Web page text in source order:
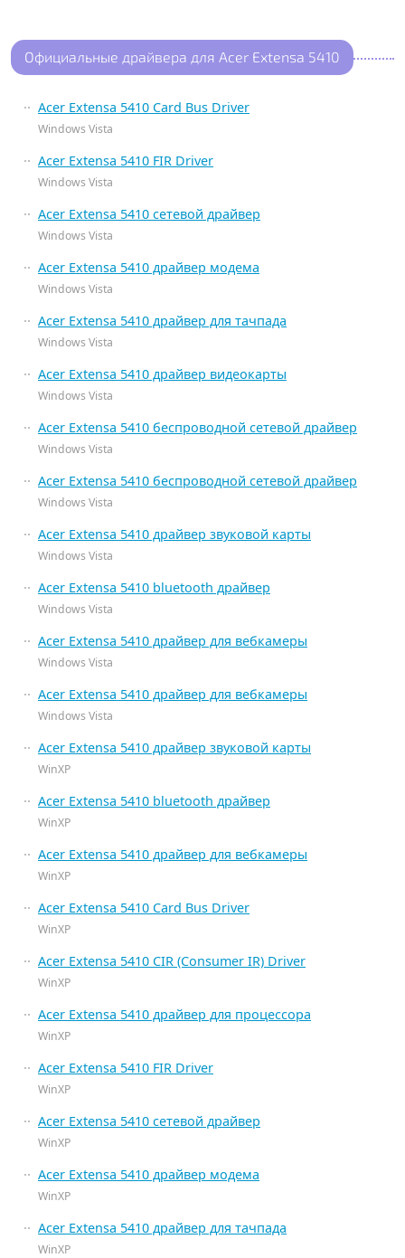
Официальные драйвера для Acer Extensa 5410
Acer Extensa 5410 Card Bus Driver
Windows Vista
Acer Extensa 5410 FIR Driver
Windows Vista
Acer Extensa 5410 сетевой драйвер
Windows Vista
Acer Extensa 5410 драйвер модема
Windows Vista
Acer Extensa 5410 драйвер для тачпада
Windows Vista
Acer Extensa 5410 драйвер видеокарты
Windows Vista
Acer Extensa 5410 беспроводной сетевой драйвер
Windows Vista
Acer Extensa 5410 беспроводной сетевой драйвер
Windows Vista
Acer Extensa 5410 драйвер звуковой карты
Windows Vista
Acer Extensa 5410 bluetooth драйвер
Windows Vista
Acer Extensa 5410 драйвер для вебкамеры
Windows Vista
Acer Extensa 5410 драйвер для вебкамеры
Windows Vista
Acer Extensa 5410 драйвер звуковой карты
WinXP
Acer Extensa 5410 bluetooth драйвер
WinXP
Acer Extensa 5410 драйвер для вебкамеры
WinXP
Acer Extensa 5410 Card Bus Driver
WinXP
Acer Extensa 5410 CIR (Consumer IR) Driver
WinXP
Acer Extensa 5410 драйвер для процессора
WinXP
Acer Extensa 5410 FIR Driver
WinXP
Acer Extensa 5410 сетевой драйвер
WinXP
Acer Extensa 5410 драйвер модема
WinXP
Acer Extensa 5410 драйвер для тачпада
WinXP